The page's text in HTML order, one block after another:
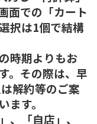
面での「カート
択は1個で結構
時期よりもお
。その際は、早
解約等のご案
す。
「自店」、